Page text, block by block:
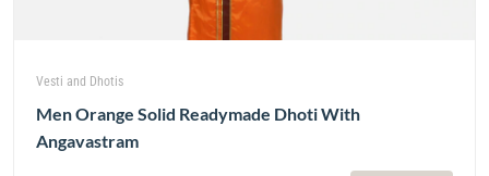
Vesti and Dhotis
Men Orange Solid Readymade Dhoti With
Angavastram